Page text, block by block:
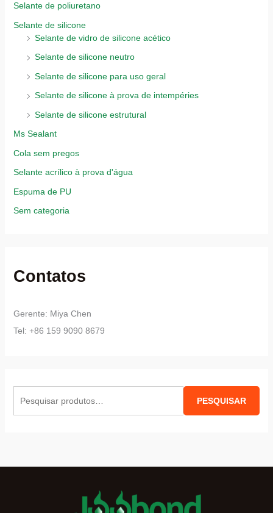
Selante de poliuretano
Selante de silicone
Selante de vidro de silicone acético
Selante de silicone neutro
Selante de silicone para uso geral
Selante de silicone à prova de intempéries
Selante de silicone estrutural
Ms Sealant
Cola sem pregos
Selante acrílico à prova d'água
Espuma de PU
Sem categoria
Contatos
Gerente: Miya Chen
Tel: +86 159 9090 8679
PESQUISAR